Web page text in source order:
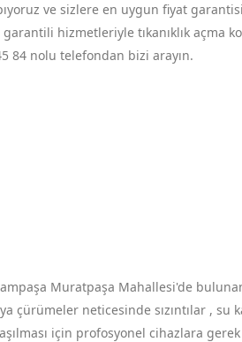
ve sizlere en uygun fiyat
garantili hizmetleriyle tıkanıklık
84 nolu telefondan bizi arayın.
Muratpaşa Mahallesi'de
çürümeler neticesinde sızıntılar , su
için profosyonel cihazlara